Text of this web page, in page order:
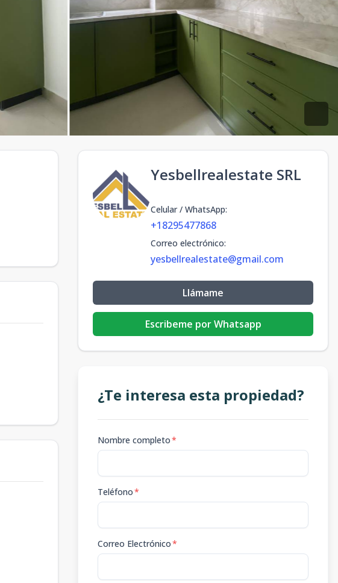
Yesbellrealestate SRL
Celular / WhatsApp:
+18295477868
Correo electrónico:
yesbellrealestate@gmail.com
Llámame
Escribeme por Whatsapp
¿Te interesa esta propiedad?
Nombre completo*
Teléfono*
Correo Electrónico*